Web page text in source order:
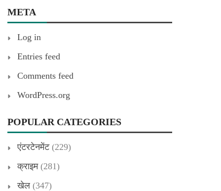
META
Log in
Entries feed
Comments feed
WordPress.org
POPULAR CATEGORIES
एंटरटेनमेंट(229)
क्राइम(281)
खेल (347)